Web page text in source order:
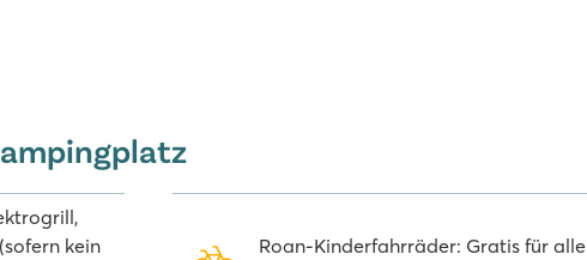
kein
Roan-Kinderfahrräder: Gratis für alle